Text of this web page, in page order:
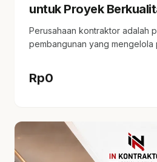
untuk Proyek
Perusahaan kontraktor adalah
pembangunan yang
Rp0